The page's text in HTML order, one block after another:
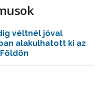
véltnél jóval
alakulhatott ki az